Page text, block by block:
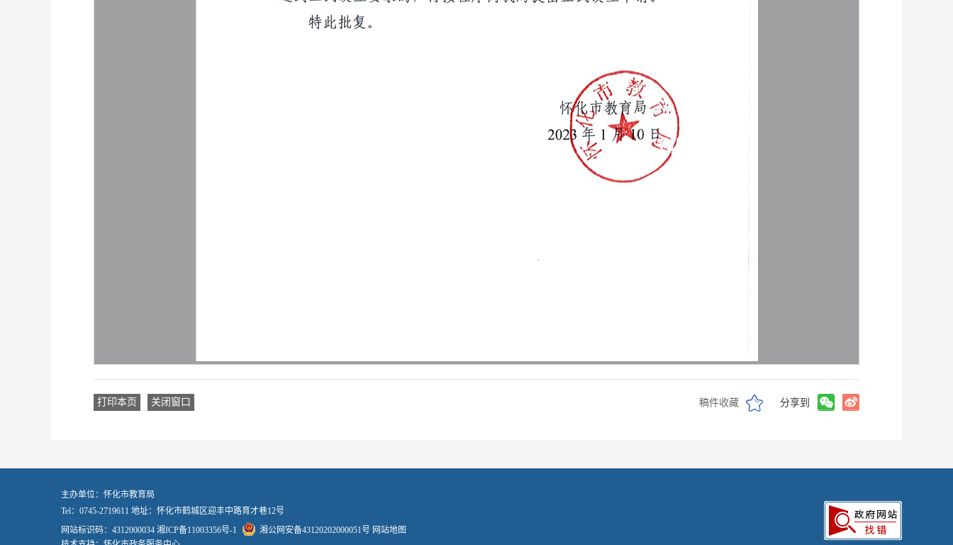
打印本页 关闭窗口 稿件收藏 分享到
主办单位：怀化市教育局
Tel：0745-2719611 地址：怀化市鹤城区迎丰中路育才巷12号
网站标识码：4312000034 湘ICP备11003356号-1 湘公网安备43120202000051号 网站地图